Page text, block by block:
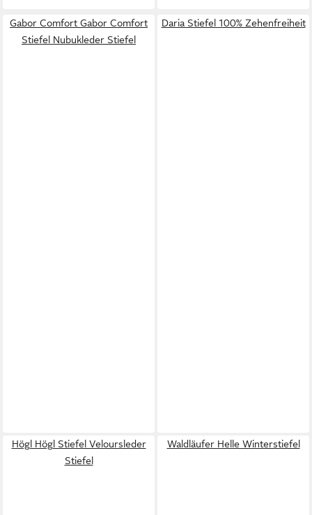
Gabor Comfort Gabor Comfort
Stiefel Nubukleder Stiefel
Daria Stiefel 100% Zehenfreiheit
Högl Högl Stiefel Veloursleder
Stiefel
Waldläufer Helle Winterstiefel